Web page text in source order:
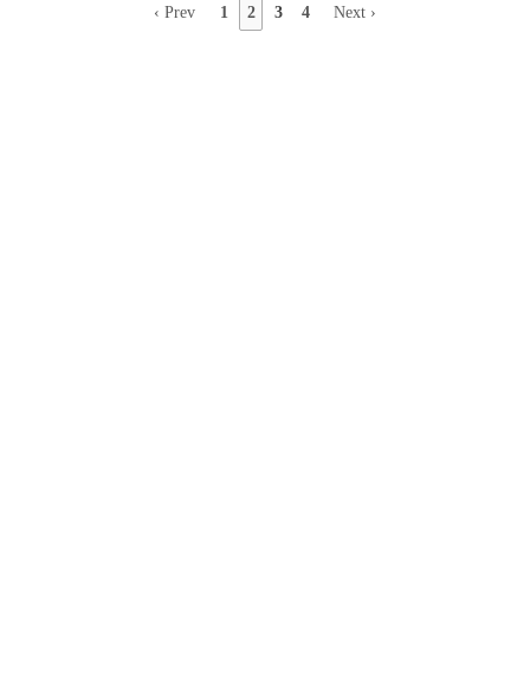
‹ Prev 1 2 3 4 Next ›